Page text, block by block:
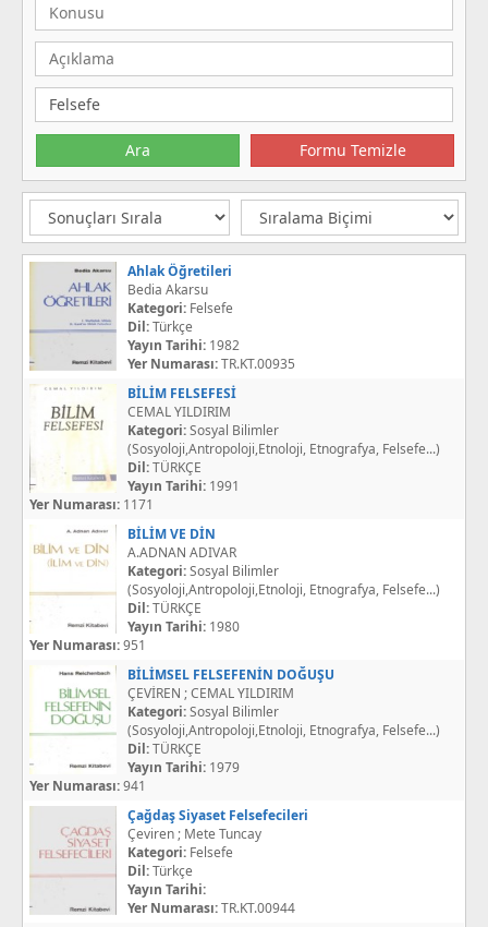
Ahlak Öğretileri
Bedia Akarsu
Kategori: Felsefe
Dil:Türkçe
Yayın Tarihi: 1982
Yer Numarası:TR.KT.00935
BİLİM FELSEFESİ
CEMAL YILDIRIM
Kategori:Sosyal Bilimler
(Sosyoloji,Antropoloji,Etnoloji, Etnografya, Felsefe...)
Dil:TÜRKÇE
Yayın Tarihi: 1991
Yer Numarası: 1171
BİLİM VE DİN
A.ADNAN ADIVAR
Kategori:Sosyal Bilimler
(Sosyoloji,Antropoloji,Etnoloji, Etnografya, Felsefe...)
Dil:TÜRKÇE
Yayın Tarihi: 1980
Yer Numarası:951
BİLİMSEL FELSEFENİN DOĞUŞU
ÇEVİREN ; CEMAL YILDIRIM
Kategori:Sosyal Bilimler
(Sosyoloji,Antropoloji,Etnoloji, Etnografya, Felsefe...)
Dil:TÜRKÇE
Yayın Tarihi: 1979
Yer Numarası:941
Çağdaş Siyaset Felsefecileri
Çeviren ; Mete Tuncay
Kategori: Felsefe
Dil:Türkçe
Yayın Tarihi:
Yer Numarası:TR.KT.00944